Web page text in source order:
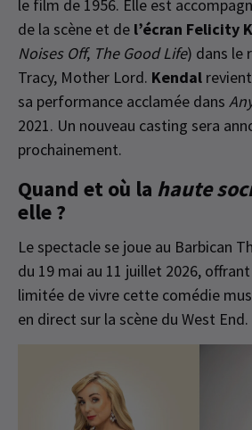
le film de 1956. Elle est
de la scène et de l’écran Felicity
Noises Off, The Good Life) dans le
Tracy, Mother Lord. Kendal
sa performance acclamée dans
2021. Un nouveau casting sera
prochainement.
Quand et où la haute
elle ?
Le spectacle se joue au Barbican
du 19 mai au 11 juillet 2026,
limitée de vivre cette comédie
en direct sur la scène du West End.